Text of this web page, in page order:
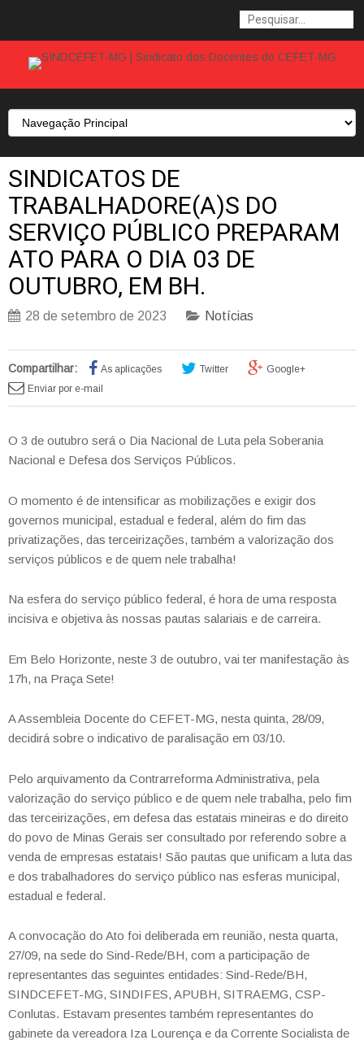
SINDICATOS DE
TRABALHADORE(A)S DO
SERVIÇO PÚBLICO PREPARAM
ATO PARA O DIA 03 DE
OUTUBRO, EM BH.
28 de setembro de 2023 Notícias
Compartilhar: As aplicações Twitter
Google+
Enviar por e-mail
O 3 de outubro será o Dia Nacional de Luta pela Soberania
Nacional e Defesa dos Serviços Públicos.
O momento é de intensificar as mobilizações e exigir dos
governos municipal, estadual e federal, além do fim das
privatizações, das terceirizações, também a valorização dos
serviços públicos e de quem nele trabalha!
Na esfera do serviço público federal, é hora de uma resposta
incisiva e objetiva às nossas pautas salariais e de carreira.
Em Belo Horizonte, neste 3 de outubro, vai ter manifestação às
17h, na Praça Sete!
A Assembleia Docente do CEFET-MG, nesta quinta, 28/09,
decidirá sobre o indicativo de paralisação em 03/10.
Pelo arquivamento da Contrarreforma Administrativa, pela
valorização do serviço público e de quem nele trabalha, pelo fim
das terceirizações, em defesa das estatais mineiras e do direito
do povo de Minas Gerais ser consultado por referendo sobre a
venda de empresas estatais! São pautas que unificam a luta das
e dos trabalhadores do serviço público nas esferas municipal,
estadual e federal.
A convocação do Ato foi deliberada em reunião, nesta quarta,
27/09, na sede do Sind-Rede/BH, com a participação de
representantes das seguintes entidades: Sind-Rede/BH,
SINDCEFET-MG, SINDIFES, APUBH, SITRAEMG, CSP-
Conlutas. Estavam presentes também representantes do
gabinete da vereadora Iza Lourença e da Corrente Socialista de